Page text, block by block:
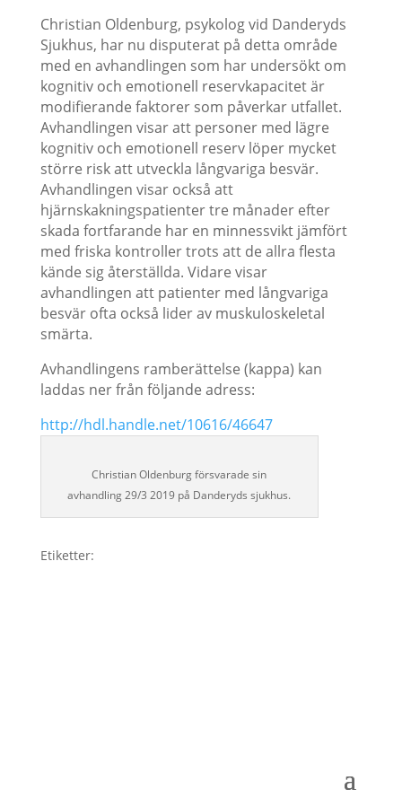
Christian Oldenburg, psykolog vid Danderyds
Sjukhus, har nu disputerat på detta område
med en avhandlingen som har undersökt om
kognitiv och emotionell reservkapacitet är
modifierande faktorer som påverkar utfallet.
Avhandlingen visar att personer med lägre
kognitiv och emotionell reserv löper mycket
större risk att utveckla långvariga besvär.
Avhandlingen visar också att
hjärnskakningspatienter tre månader efter
skada fortfarande har en minnessvikt jämfört
med friska kontroller trots att de allra flesta
kände sig återställda. Vidare visar
avhandlingen att patienter med långvariga
besvär ofta också lider av muskuloskeletal
smärta.
Avhandlingens ramberättelse (kappa) kan
laddas ner från följande adress:
http://hdl.handle.net/10616/46647
Christian Oldenburg försvarade sin
avhandling 29/3 2019 på Danderyds sjukhus.
Etiketter: